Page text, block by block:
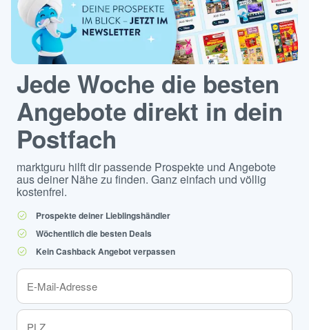
Jede Woche die besten
Angebote direkt in dein
Postfach
marktguru hilft dir passende Prospekte und Angebote
aus deiner Nähe zu finden. Ganz einfach und völlig
kostenfrei.
Prospekte deiner Lieblingshändler
Wöchentlich die besten Deals
Kein Cashback Angebot verpassen